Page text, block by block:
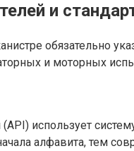
и
обязательно
и моторных
использует
алфавита, тем